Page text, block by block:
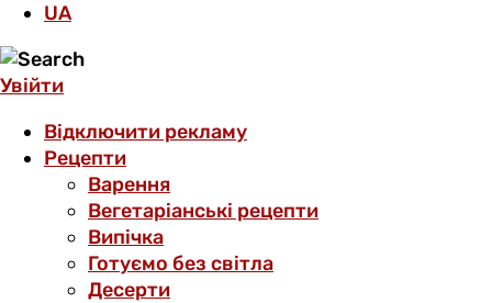
UA
Увійти
Відключити рекламу
Рецепти
Варення
Вегетаріанські рецепти
Випічка
Готуємо без світла
Десерти